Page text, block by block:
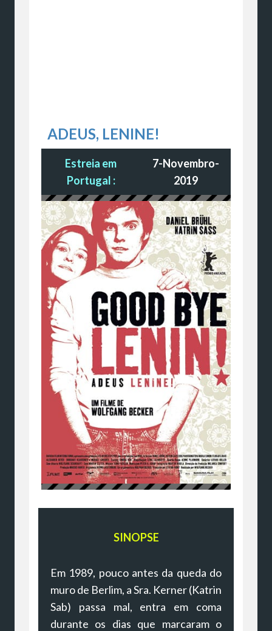
ADEUS, LENINE!
Estreia em
Portugal :
7-Novembro-
2019
SINOPSE
Em 1989, pouco antes da queda do
muro de Berlim, a Sra. Kerner (Katrin
Sab) passa mal, entra em coma
durante os dias que marcaram o